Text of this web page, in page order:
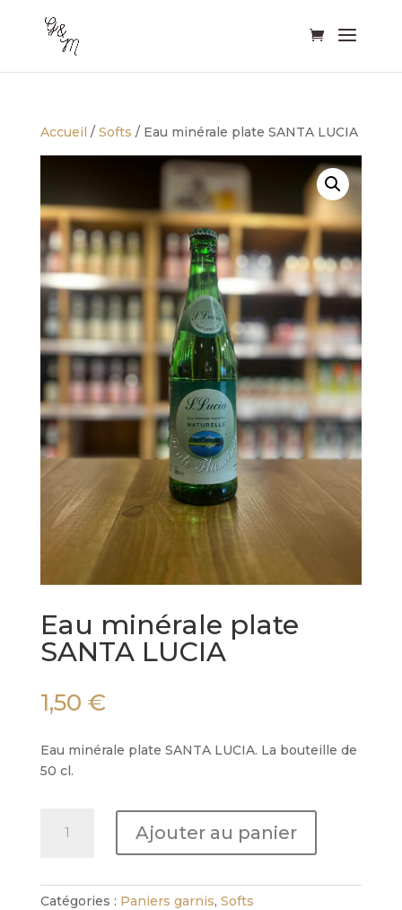
Accueil / Softs / Eau minérale plate SANTA LUCIA
Eau minérale plate
SANTA LUCIA
1,50 €
Eau minérale plate SANTA LUCIA. La bouteille de
50 cl.
plate
Ajouter au panier
Catégories : Paniers garnis, Softs